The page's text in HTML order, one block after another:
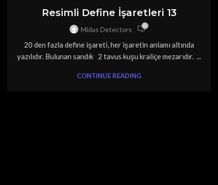
Resimli Define İşaretleri 13
Midas Detectors 0
20 den fazla define işareti, her işaretin anlamı altında
yazılıdır. Bulunan sandık 2 tavus kuşu kraliçe mezarıdır. ...
CONTINUE READING